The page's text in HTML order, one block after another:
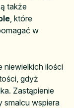
także
, które
w
niewielkich ilości
gdyż
Zastąpienie
smalcu wspiera